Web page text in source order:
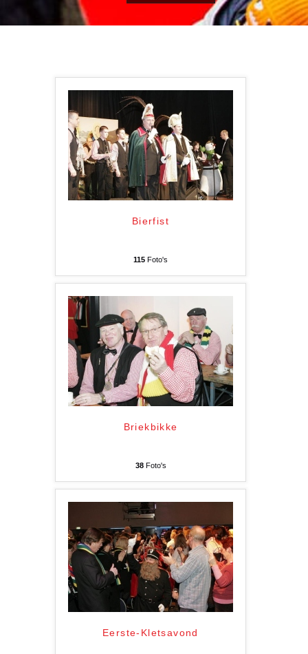
Bierfist
115 Foto's
Briekbikke
38Foto's
Eerste-Kletsavond